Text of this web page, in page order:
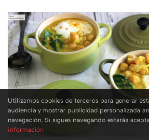
Utilizamos cookies de terceros para generar
audiencia y mostrar publicidad personalizada
navegación. Si sigues navegando estarás
información